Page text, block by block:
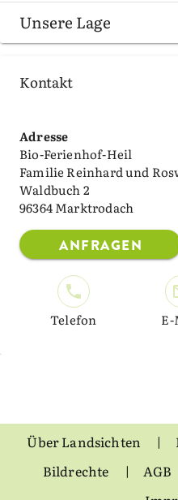
Unsere Lage
Kontakt
Adresse
Bio-Ferienhof-Heil
Familie Reinhard und
Waldbuch 2
96364 Marktrodach
ANFRAGEN
Telefon
Über Landsichten
Bildrechte
AGB